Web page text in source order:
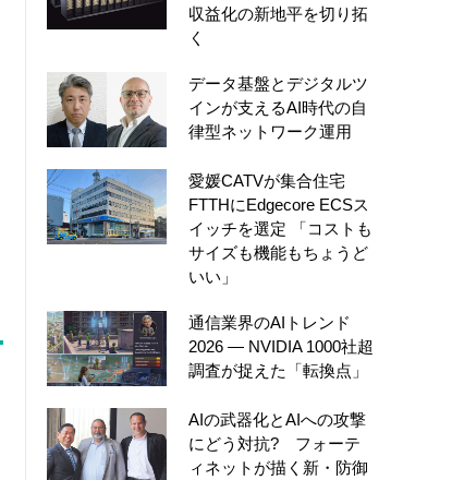
収益化の新地平を切り拓
く
データ基盤とデジタルツ
インが支えるAI時代の自
律型ネットワーク運用
愛媛CATVが集合住宅
FTTHにEdgecore ECSス
イッチを選定 「コストも
サイズも機能もちょうど
いい」
通信業界のAIトレンド
2026 ― NVIDIA 1000社超
調査が捉えた「転換点」
AIの武器化とAIへの攻撃
にどう対抗? フォーテ
ィネットが描く新・防御